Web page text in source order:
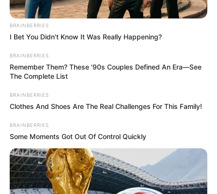
Saúde alerta para o aumento de
casos de dengue em Paraguaçu
Entre os bairros com maior número de casos de infestação
estão Vila Marin, Vila Nova, Barra Funda, Vila Gammon,
BRAINBERRIES
I Bet You Didn't Know It Was Really Happening?
BRAINBERRIES
Remember Them? These '90s Couples Defined An Era—See
The Complete List
BRAINBERRIES
Clothes And Shoes Are The Real Challenges For This Family!
BRAINBERRIES
Some Moments Got Out Of Control Quickly